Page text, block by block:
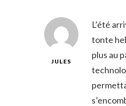
JULES
L’été
tonte
plus au